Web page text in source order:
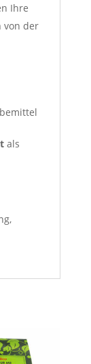
Ihre
von der
als